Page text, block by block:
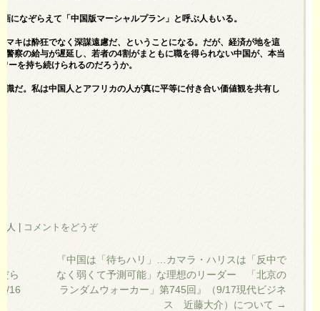
になぞらえて「中国版マーシャルプラン」と呼ぶ人もいる。
キは酔狂でなく深謀遠慮だ、ということになる。だが、経済が地を這
察の給与が遅延し、若者の4割がまともに職を得られない中国が、本当
ーを持ち続けられるのだろうか。
だ。私は中国人とアフリカの人が真に平等に付き合い価値観を共有し
人 コメントをどうぞ
ら
16
『中国は「待ちハリ」…カマラ・ハリスは「反中で
なく弱くて予測可能」な理想のリーダー 「北京の
ランダムウォーカー」第745回』（9/17現代ビジネ
ス 近藤大介）について →